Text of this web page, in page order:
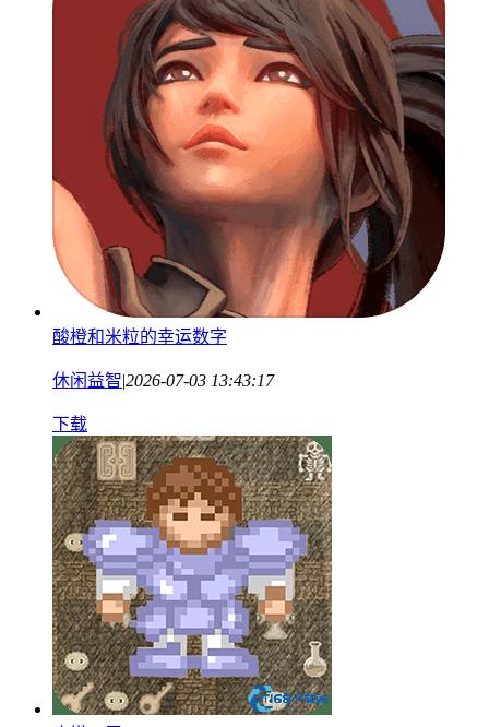
酸橙和米粒的幸运数字
休闲益智|2026-07-03 13:43:17
下载